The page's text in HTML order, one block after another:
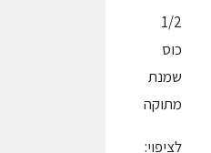
1/2
כוס
שמנת
מתוקה
לציפוי: